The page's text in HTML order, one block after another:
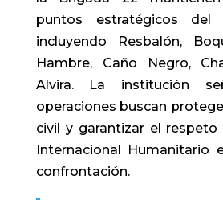
puntos estratégicos del
incluyendo Resbalón,
Hambre, Caño Negro,
Alvira. La institución
operaciones buscan
civil y garantizar el respeto
Internacional Humanitario
confrontación.